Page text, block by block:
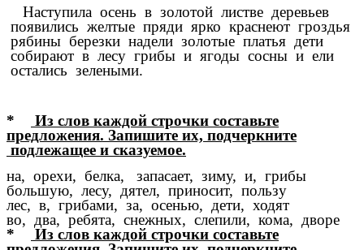
Наступила осень в золотой листве деревьев
появились желтые пряди ярко краснеют гроздья
рябины березки надели золотые платья дети
собирают в лесу грибы и ягоды сосны и ели
остались зелеными.
*
Из слов каждой строчки составьте
предложения. Запишите их, подчеркните
подлежащее и сказуемое.
на, орехи, белка, запасает, зиму, и, грибы
большую, лесу, дятел, приносит, пользу
лес, в, грибами, за, осенью, дети, ходят
во, два, ребята, снежных, слепили, кома, дворе
*
Из слов каждой строчки составьте